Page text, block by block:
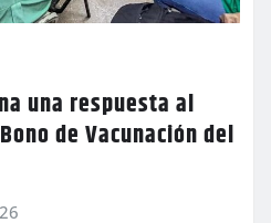
una respuesta al
de Vacunación del